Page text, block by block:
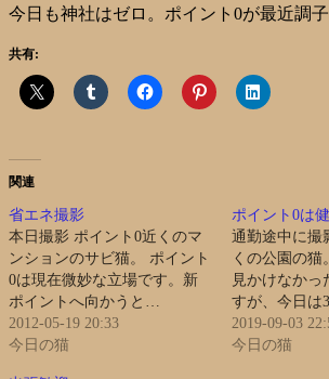
今日も神社はゼロ。ポイント0が最近調子
共有:
関連
省エネ撮影
本日撮影 ポイント0近くのマ
ンションのサビ猫。 ポイント
0は現在微妙な立場です。新
ポイントへ向かうと…
2012-05-19 20:33
今日の猫
ポイント0は
通勤途中に撮
くの公園の猫
見かけなかっ
すが、今日は
2019-09-03
今日の猫